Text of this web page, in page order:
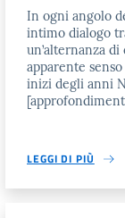
In ogni angolo
intimo dialogo
un’alternanza
apparente
inizi degli anni
LEGGI DI PIÙ